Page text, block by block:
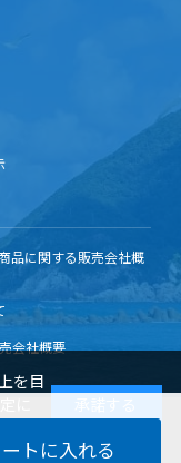
品に関する販売会社概
会社概要
を目
に
。
用に